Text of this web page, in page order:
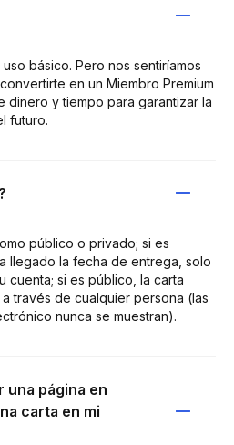
básico. Pero nos sentiríamos
en un Miembro Premium
dinero y tiempo para garantizar la
futuro.
público o privado; si es
llegado la fecha de entrega, solo
cuenta; si es público, la carta
través de cualquier persona (las
nunca se muestran).
una página en
carta en mi